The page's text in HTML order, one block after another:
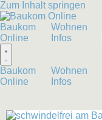
Zum Inhalt springen
Baukom
Online
Wohnen
Infos
Baukom
Online
Wohnen
Infos